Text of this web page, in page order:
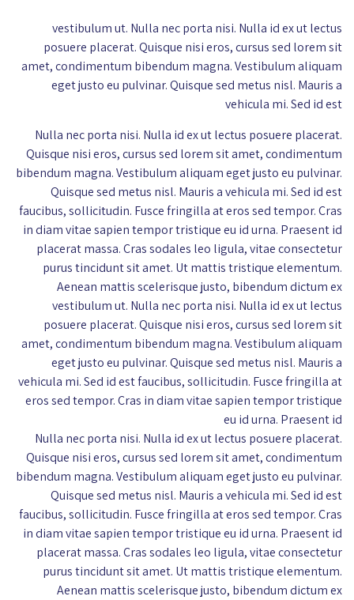
vestibulum ut. Nulla nec porta nisi. Nulla id ex ut lectus
posuere placerat. Quisque nisi eros, cursus sed lorem sit
amet, condimentum bibendum magna. Vestibulum aliquam
eget justo eu pulvinar. Quisque sed metus nisl. Mauris a
vehicula mi. Sed id est
Nulla nec porta nisi. Nulla id ex ut lectus posuere placerat.
Quisque nisi eros, cursus sed lorem sit amet, condimentum
bibendum magna. Vestibulum aliquam eget justo eu pulvinar.
Quisque sed metus nisl. Mauris a vehicula mi. Sed id est
faucibus, sollicitudin. Fusce fringilla at eros sed tempor. Cras
in diam vitae sapien tempor tristique eu id urna. Praesent id
placerat massa. Cras sodales leo ligula, vitae consectetur
purus tincidunt sit amet. Ut mattis tristique elementum.
Aenean mattis scelerisque justo, bibendum dictum ex
vestibulum ut. Nulla nec porta nisi. Nulla id ex ut lectus
posuere placerat. Quisque nisi eros, cursus sed lorem sit
amet, condimentum bibendum magna. Vestibulum aliquam
eget justo eu pulvinar. Quisque sed metus nisl. Mauris a
vehicula mi. Sed id est faucibus, sollicitudin. Fusce fringilla at
eros sed tempor. Cras in diam vitae sapien tempor tristique
eu id urna. Praesent id
Nulla nec porta nisi. Nulla id ex ut lectus posuere placerat.
Quisque nisi eros, cursus sed lorem sit amet, condimentum
bibendum magna. Vestibulum aliquam eget justo eu pulvinar.
Quisque sed metus nisl. Mauris a vehicula mi. Sed id est
faucibus, sollicitudin. Fusce fringilla at eros sed tempor. Cras
in diam vitae sapien tempor tristique eu id urna. Praesent id
placerat massa. Cras sodales leo ligula, vitae consectetur
purus tincidunt sit amet. Ut mattis tristique elementum.
Aenean mattis scelerisque justo, bibendum dictum ex